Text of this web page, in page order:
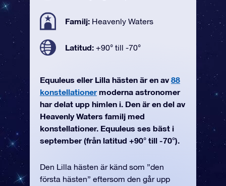
Familj: Heavenly Waters
Latitud: +90° till -70°
Equuleus eller Lilla hästen är en av 88
konstellationermoderna astronomer
har delat upp himlen i. Den är en del av
Heavenly Waters familj med
konstellationer. Equuleus ses bäst i
september (från latitud +90° till -70°).
Den Lilla hästen är känd som ”den
första hästen” eftersom den går upp